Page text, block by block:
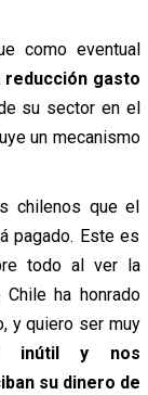
como eventual
reducción gasto
su sector en el
un mecanismo
chilenos que el
pagado. Este es
todo al ver la
ha honrado
y quiero ser muy
inútil y nos
su dinero de